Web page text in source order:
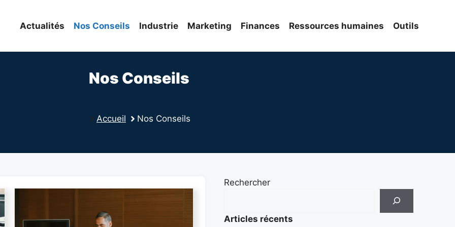
Actualités Nos Conseils Industrie Marketing Finances Ressources humaines Outils
Nos Conseils
Accueil Nos Conseils
Rechercher
Articles récents